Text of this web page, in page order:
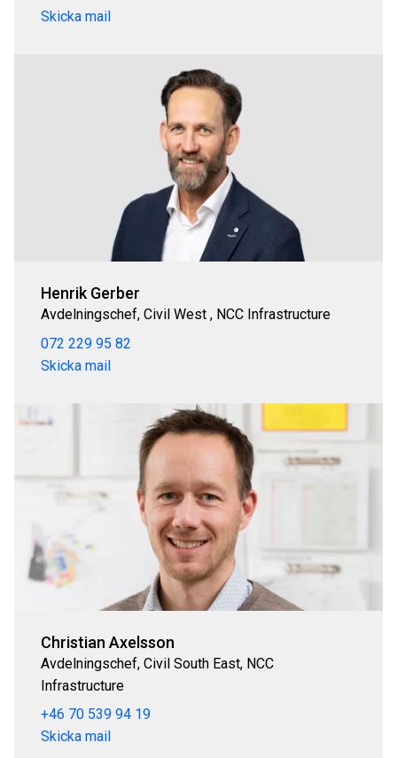
Skicka mail
Henrik Gerber
Avdelningschef, Civil West , NCC Infrastructure
072 229 95 82
Skicka mail
Christian Axelsson
Avdelningschef, Civil South East, NCC
Infrastructure
+46 70 539 94 19
Skicka mail